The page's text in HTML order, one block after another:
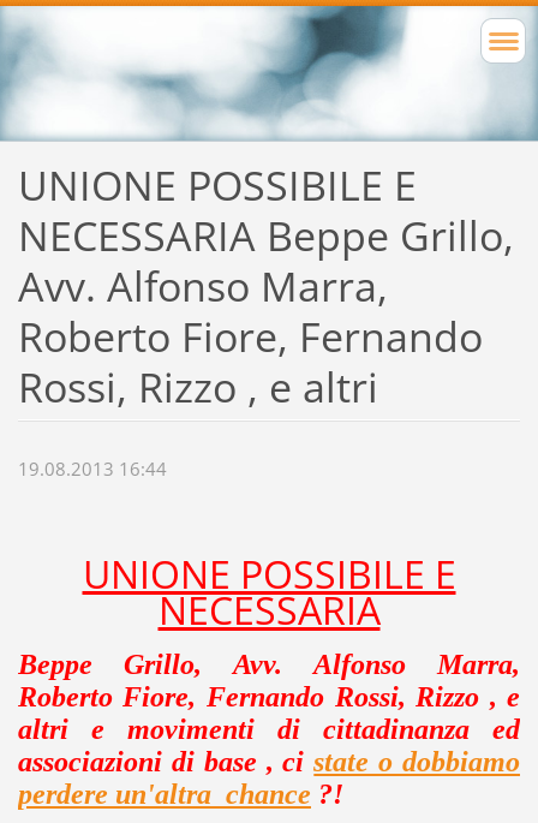
UNIONE POSSIBILE E
NECESSARIA Beppe Grillo,
Avv. Alfonso Marra,
Roberto Fiore, Fernando
Rossi, Rizzo , e altri
19.08.2013 16:44
UNIONE POSSIBILE E
NECESSARIA
Beppe Grillo, Avv. Alfonso Marra,
Roberto Fiore, Fernando Rossi, Rizzo , e
altri e movimenti di cittadinanza ed
associazioni di base , cistate o dobbiamo
perdere un'altra chance ?!